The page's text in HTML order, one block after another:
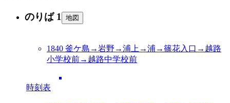
のりば 1 地図
1840 釜ケ島→岩野→浦上→浦→篠花入口→越路
小学校前→越路中学校前
時刻表